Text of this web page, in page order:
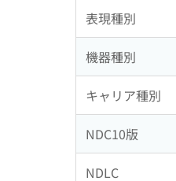
表現種別
機器種別
キャリア種別
NDC10版
NDLC